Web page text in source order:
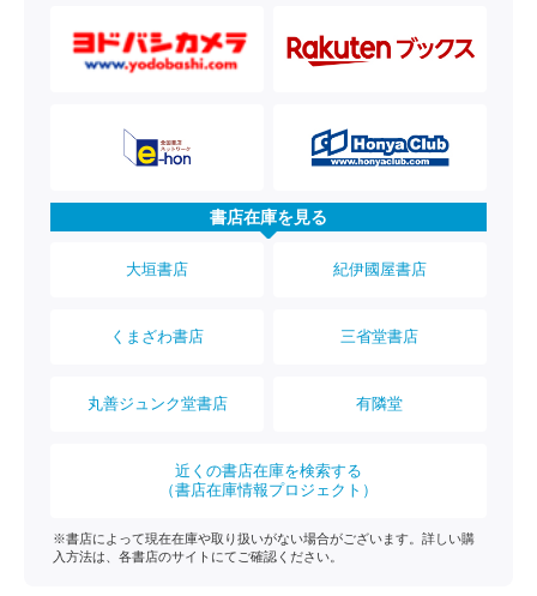
書店在庫を見る
大垣書店 紀伊國屋書店
くまざわ書店 三省堂書店
丸善ジュンク堂書店 有隣堂
近くの書店在庫を検索する
（書店在庫情報プロジェクト）
※書店によって現在在庫や取り扱いがない場合がございます。詳しい購
入方法は、各書店のサイトにてご確認ください。